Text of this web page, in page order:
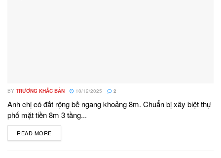
BY TRƯƠNG KHẮC BẢN 10/12/2025 2
Anh chị có đất rộng bề ngang khoảng 8m. Chuẩn bị xây biệt thự
phố mặt tiền 8m 3 tầng...
READ MORE